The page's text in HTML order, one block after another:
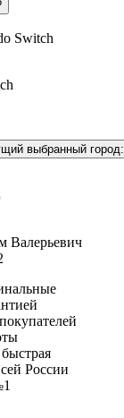
Switch
выбранный город:
России